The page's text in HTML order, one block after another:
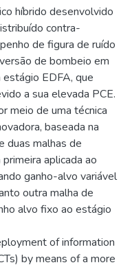
híbrido desenvolvido
contra-
de figura de ruído
de bombeio em
EDFA, que
a sua elevada PCE.
meio de uma técnica
baseada na
duas malhas de
aplicada ao
ganho-alvo variável
outra malha de
alvo fixo ao estágio
of information
by means of a more